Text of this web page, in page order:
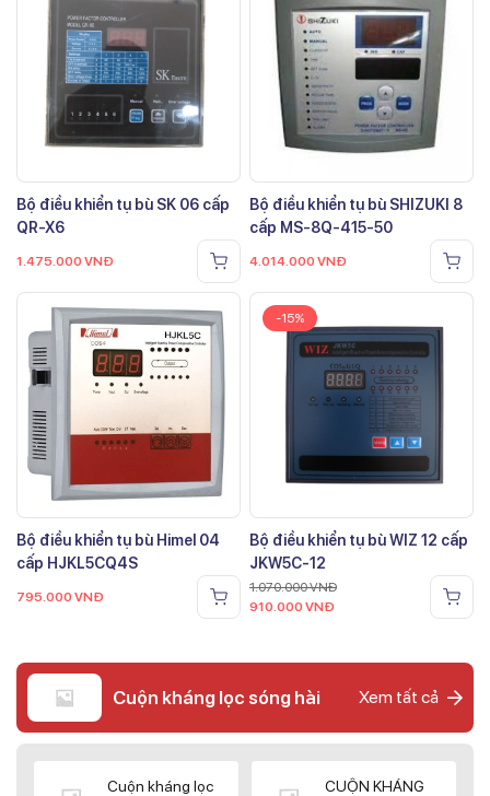
Bộ điều khiển tụ bù SK 06 cấp
QR-X6
1.475.000 VNĐ
Bộ điều khiển tụ bù SHIZUKI 8
cấp MS-8Q-415-50
4.014.000 VNĐ
Bộ điều khiển tụ bù Himel 04
cấp HJKL5CQ4S
795.000 VNĐ
-15%
Bộ điều khiển tụ bù WIZ 12 cấp
JKW5C-12
1.070.000VNĐ
910.000 VNĐ
Cuộn kháng lọc sóng hài Xem tất cả
Cuộn kháng lọc
CUỘN KHÁNG